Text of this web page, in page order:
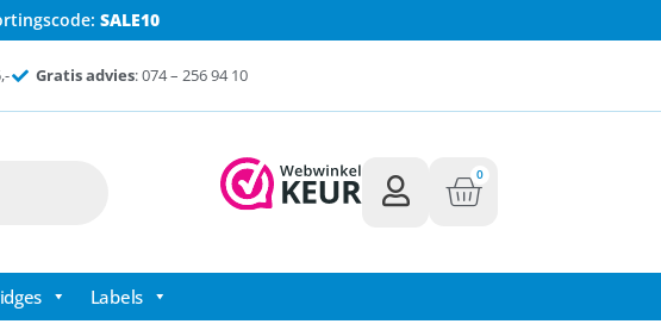
SALE10
Gratis advies: 074 – 256 94 10
0
Labels